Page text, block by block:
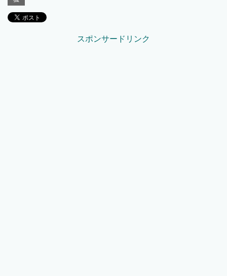
スポンサードリンク